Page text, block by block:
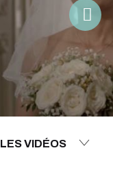
LES VIDÉOS